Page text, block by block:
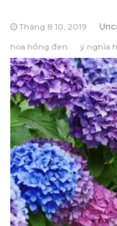
Tháng 8 10, 2019
hoa hồng đen
ý nghĩa